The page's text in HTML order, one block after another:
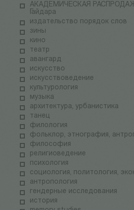
АКАДЕМИЧЕСКАЯ РАСПРОДАЖА ВШЭ /
Гайдара
издательство порядок слов
зины
кино
театр
авангард
искусство
искусствоведение
культурология
музыка
архитектура, урбанистика
танец
филология
фольклор, этнография,
философия
религиоведение
психология
социология, политология,
антропология
гендерные исследования
история